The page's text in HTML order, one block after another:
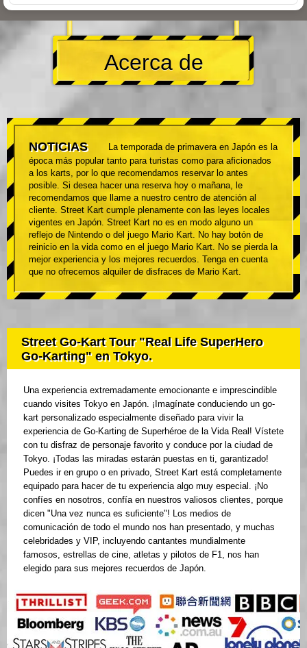
Acerca de
NOTICIAS
La temporada de primavera en Japón es la
época más popular tanto para turistas como para aficionados
a los karts, por lo que recomendamos reservar lo antes
posible. Si desea hacer una reserva hoy o mañana, le
recomendamos que llame a nuestro centro de atención al
cliente. Street Kart cumple plenamente con las leyes locales
vigentes en Japón. Street Kart no es en modo alguno un
reflejo de Nintendo o del juego Mario Kart. No hay botón de
reinicio en la vida como en el juego Mario Kart. No se pierda la
mejor experiencia y los mejores recuerdos. Tenga en cuenta
que no ofrecemos alquiler de disfraces de Mario Kart.
Street Go-Kart Tour "Real Life SuperHero
Go-Karting" en Tokyo.
Una experiencia extremadamente emocionante e imprescindible
cuando visites Tokyo en Japón. ¡Imagínate conduciendo un go-
kart personalizado especialmente diseñado para vivir la
experiencia de Go-Karting de Superhéroe de la Vida Real! Vístete
con tu disfraz de personaje favorito y conduce por la ciudad de
Tokyo. ¡Todas las miradas estarán puestas en ti, garantizado!
Puedes ir en grupo o en privado, Street Kart está completamente
equipado para hacer de tu experiencia algo muy especial. ¡No
confíes en nosotros, confía en nuestros valiosos clientes, porque
dicen "Una vez nunca es suficiente"! Los medios de
comunicación de todo el mundo nos han presentado, y muchas
celebridades y VIP, incluyendo cantantes mundialmente
famosos, estrellas de cine, atletas y pilotos de F1, nos han
elegido para sus mejores recuerdos de Japón.